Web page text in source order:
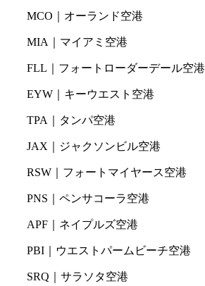
MCO｜オーランド空港
MIA｜マイアミ空港
FLL｜フォートローダーデール空港
EYW｜キーウエスト空港
TPA｜タンパ空港
JAX｜ジャクソンビル空港
RSW｜フォートマイヤース空港
PNS｜ペンサコーラ空港
APF｜ネイプルズ空港
PBI｜ウエストパームビーチ空港
SRQ｜サラソタ空港